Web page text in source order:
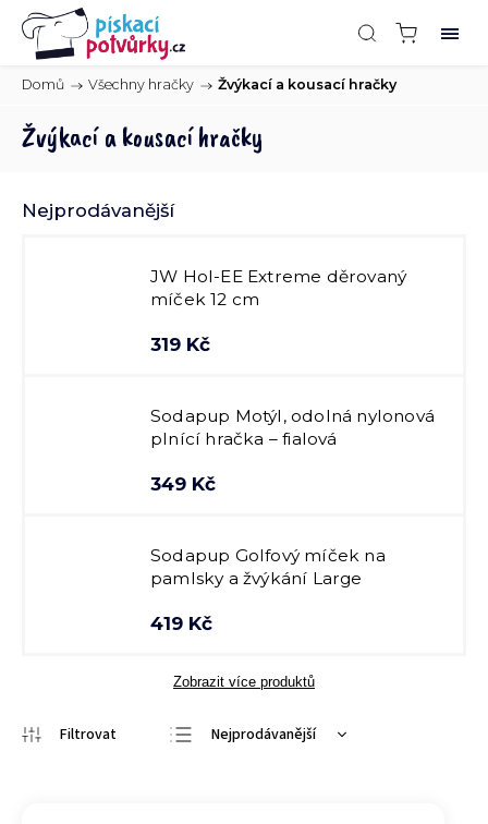
Domů / Všechny hračky / Žvýkací a kousací hračky
Žvýkací a kousací hračky
Nejprodávanější
JW Hol-EE Extreme děrovaný
míček 12 cm
319 Kč
Sodapup Motýl, odolná nylonová
plnící hračka – fialová
349 Kč
Sodapup Golfový míček na
pamlsky a žvýkání Large
419 Kč
Zobrazit více produktů
Nejprodávanější